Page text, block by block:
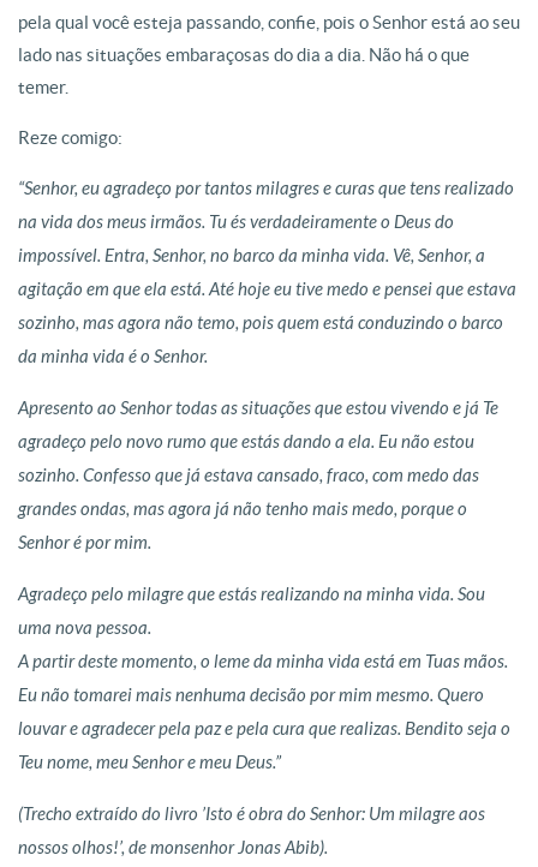
pela qual você esteja passando, confie, pois o Senhor está ao seu
lado nas situações embaraçosas do dia a dia. Não há o que
temer.
Reze comigo:
“Senhor, eu agradeço por tantos milagres e curas que tens realizado
na vida dos meus irmãos. Tu és verdadeiramente o Deus do
impossível. Entra, Senhor, no barco da minha vida. Vê, Senhor, a
agitação em que ela está. Até hoje eu tive medo e pensei que estava
sozinho, mas agora não temo, pois quem está conduzindo o barco
da minha vida é o Senhor.
Apresento ao Senhor todas as situações que estou vivendo e já Te
agradeço pelo novo rumo que estás dando a ela. Eu não estou
sozinho. Confesso que já estava cansado, fraco, com medo das
grandes ondas, mas agora já não tenho mais medo, porque o
Senhor é por mim.
Agradeço pelo milagre que estás realizando na minha vida. Sou
uma nova pessoa.
A partir deste momento, o leme da minha vida está em Tuas mãos.
Eu não tomarei mais nenhuma decisão por mim mesmo. Quero
louvar e agradecer pela paz e pela cura que realizas. Bendito seja o
Teu nome, meu Senhor e meu Deus.”
(Trecho extraído do livro ’Isto é obra do Senhor: Um milagre aos
nossos olhos!’, de monsenhor Jonas Abib).